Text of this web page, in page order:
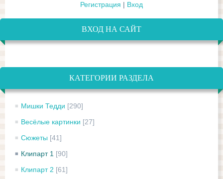
Регистрация | Вход
ВХОД НА САЙТ
КАТЕГОРИИ РАЗДЕЛА
Мишки Тедди [290]
Весёлые картинки [27]
Сюжеты [41]
Клипарт 1 [90]
Клипарт 2 [61]